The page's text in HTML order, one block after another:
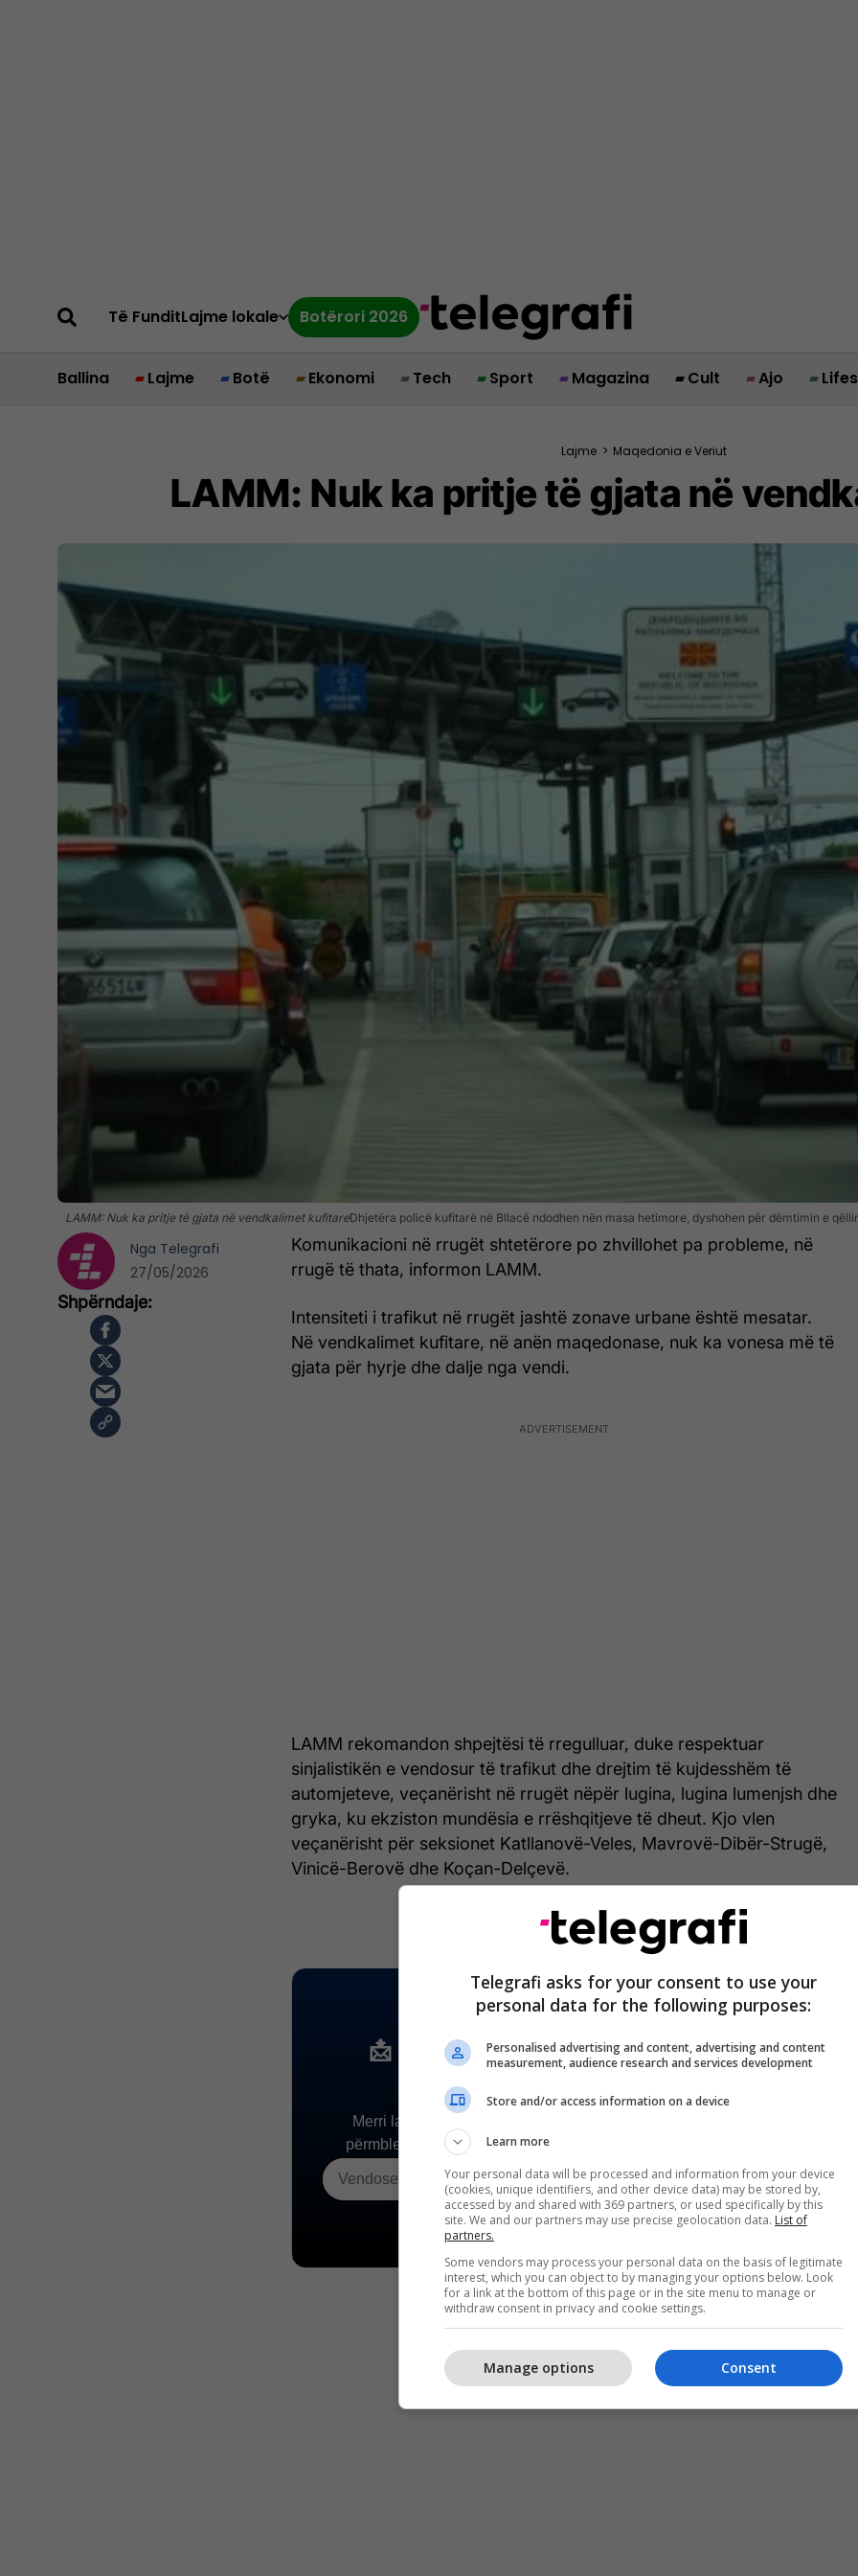
Të FunditLajme lokale Botërori 2026
Ballina Lajme Botë Ekonomi Tech Sport Magazina Cult Ajo
Lajme > Maqedonia e Veriut
LAMM: Nuk ka pritje të gjata në
LAMM: Nuk ka pritje të gjata në vendkalimet kufitareDhjetëra policë kufitarë në Bllacë ndodhen nën masa hetimore, dyshohen për dëmtimin e
Komunikacioni në rrugët shtetërore po zhvillohet pa probleme, në
rrugë të thata, informon LAMM.
Intensiteti i trafikut në rrugët jashtë zonave urbane është mesatar.
Në vendkalimet kufitare, në anën maqedonase, nuk ka vonesa më të
gjata për hyrje dhe dalje nga vendi.
LAMM rekomandon shpejtësi të rregulluar, duke respektuar
sinjalistikën e vendosur të trafikut dhe drejtim të kujdesshëm të
automjeteve, veçanërisht në rrugët nëpër lugina, lugina lumenjsh dhe
gryka, ku ekziston mundësia e rrëshqitjeve të dheut. Kjo vlen
veçanërisht për seksionet Katllanovë-Veles, Mavrovë-Dibër-Strugë,
Vinicë-Berovë dhe Koçan-Delçevë.
Nga Telegrafi
27/05/2026
Telegrafi asks for your consent to use your
personal data for the following purposes:
Personalised advertising and content, advertising and content
measurement, audience research and services development
Store and/or access information on a device
Learn more
Your personal data will be processed and information from your device
(cookies, unique identifiers, and other device data) may be stored by,
accessed by and shared with 369 partners, or used specifically by this
site. We and our partners may use precise geolocation data. List of
partners.
Some vendors may process your personal data on the basis of legitimate
interest, which you can object to by managing your options below. Look
for a link at the bottom of this page or in the site menu to manage or
withdraw consent in privacy and cookie settings.
Consent
Manage options